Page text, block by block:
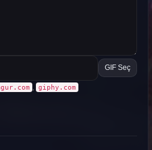
GIF Seç
giphy.com